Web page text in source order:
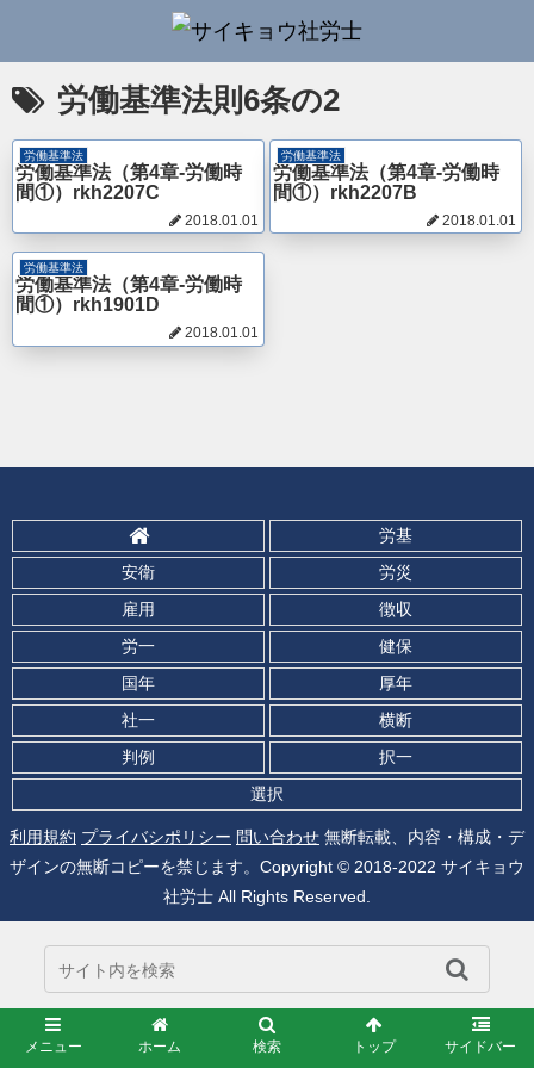
労働基準法則6条の2
労働基準法
労働基準法（第4章-労働時
間①）rkh2207C
2018.01.01
労働基準法
労働基準法（第4章-労働時
間①）rkh2207B
2018.01.01
労働基準法
労働基準法（第4章-労働時
間①）rkh1901D
2018.01.01
労基
安衛
労災
雇用
徴収
労一
健保
国年
厚年
社一
横断
判例
択一
選択
利用規約 プライバシポリシー 問い合わせ 無断転載、内容・構成・デ
ザインの無断コピーを禁じます。Copyright © 2018-2022 サイキョウ
社労士 All Rights Reserved.
メニュー ホーム 検索 トップ サイドバー